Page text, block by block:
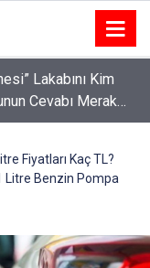
Lakabını Kim
Cevabı Merak
Fiyatları Kaç TL?
Litre Benzin Pompa